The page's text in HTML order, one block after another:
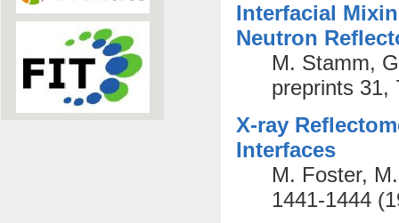
Interfacial
Neutron
M. Stamm,
preprints 31,
X-ray
Interfaces
M. Foster,
1441-1444